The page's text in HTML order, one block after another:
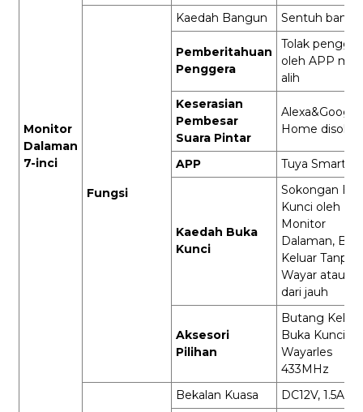
Monitor
Dalaman
7-inci
Fungsi
Kaedah Bangun Sentuh
Pemberitahuan
Penggera
Tolak
oleh APP
alih
Keserasian
Pembesar
Suara Pintar
Alexa&Google
Home
APP Tuya Smart
Kaedah Buka
Kunci
Sokongan
Kunci oleh
Monitor
Dalaman,
Keluar Tanpa
Wayar atau
dari jauh
Aksesori
Pilihan
Butang Keluar
Buka Kunci
Wayarles
433MHz
Bekalan Kuasa DC12V, 1.5A